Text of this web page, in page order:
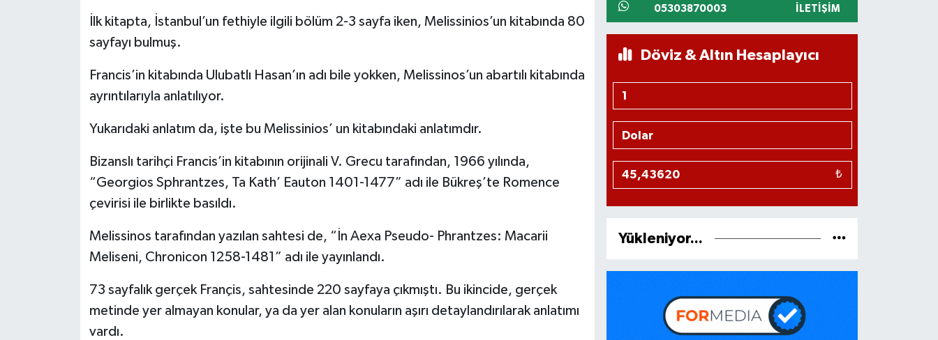
İlk kitapta, İstanbul’un fethiyle ilgili bölüm 2-3 sayfa iken, Melissinios’un kitabında 80
sayfayı bulmuş.
Francis’in kitabında Ulubatlı Hasan’ın adı bile yokken, Melissinos’un abartılı kitabında
ayrıntılarıyla anlatılıyor.
Yukarıdaki anlatım da, işte bu Melissinios’ un kitabındaki anlatımdır.
Bizanslı tarihçi Francis’in kitabının orijinali V. Grecu tarafından, 1966 yılında,
“Georgios Sphrantzes, Ta Kath’ Eauton 1401-1477” adı ile Bükreş’te Romence
çevirisi ile birlikte basıldı.
Melissinos tarafından yazılan sahtesi de, “İn Aexa Pseudo- Phrantzes: Macarii
Meliseni, Chronicon 1258-1481” adı ile yayınlandı.
73 sayfalık gerçek Françis, sahtesinde 220 sayfaya çıkmıştı. Bu ikincide, gerçek
metinde yer almayan konular, ya da yer alan konuların aşırı detaylandırılarak anlatımı
vardı.
05303870003 İLETIŞIM
Döviz & Altın Hesaplayıcı
₺
Yükleniyor...